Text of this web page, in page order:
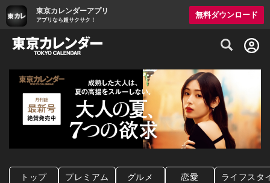
東京カレンダーアプリ
アプリなら超サクサク！
無料ダウンロード
グルメ情報・プレミアムレストラン予約
トップ プレミアム グルメ 恋愛 ライフスタ